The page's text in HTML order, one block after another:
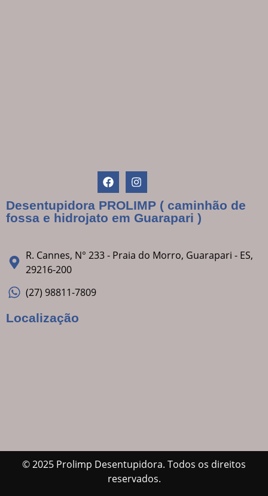
Desentupidora PROLIMP ( caminhão de
fossa e hidrojato em Guarapari )
R. Cannes, N° 233 - Praia do Morro, Guarapari - ES,
29216-200
(27) 98811-7809
Localização
© 2025 Prolimp Desentupidora. Todos os direitos
reservados.